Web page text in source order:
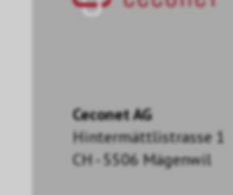
Ceconet AG
Hintermättlistrasse 1
CH - 5506 Mägenwil